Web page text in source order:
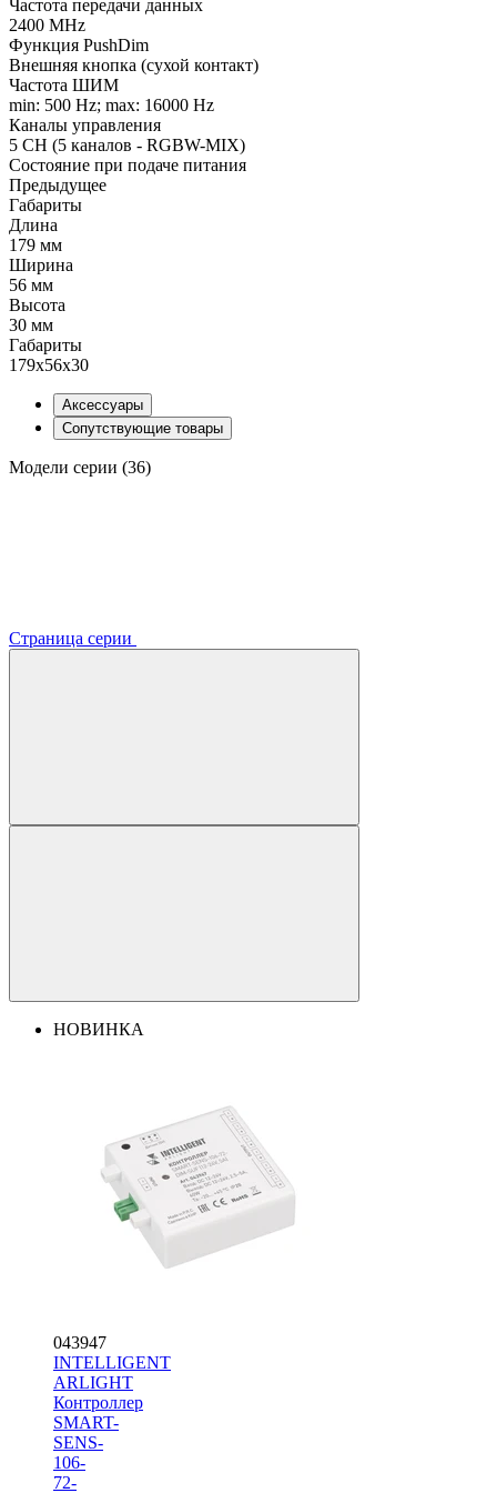
Частота передачи данных
2400 MHz
Функция PushDim
Внешняя кнопка (сухой контакт)
Частота ШИМ
min: 500 Hz; max: 16000 Hz
Каналы управления
5 CH (5 каналов - RGBW-MIX)
Состояние при подаче питания
Предыдущее
Габариты
Длина
179 мм
Ширина
56 мм
Высота
30 мм
Габариты
179x56x30
Аксессуары
Сопутствующие товары
Модели серии (36)
Страница серии
НОВИНКА
043947
INTELLIGENT
ARLIGHT
Контроллер
SMART-
SENS-
106-
72-